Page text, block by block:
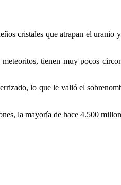
cristales que atrapan el
tienen muy pocos
lo que le valió el
la mayoría de hace 4.500